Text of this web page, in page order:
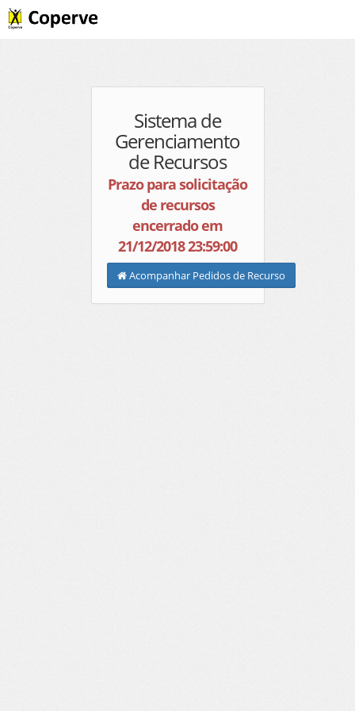
Sistema de
Gerenciamento
de Recursos
Prazo para solicitação
de recursos
encerrado em
21/12/2018 23:59:00
Acompanhar Pedidos de Recurso